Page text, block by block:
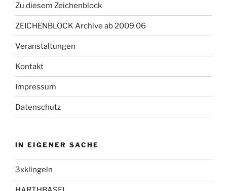
Zu diesem Zeichenblock
ZEICHENBLOCK Archive ab 2009 06
Veranstaltungen
Kontakt
Impressum
Datenschutz
IN EIGENER SACHE
3xklingeln